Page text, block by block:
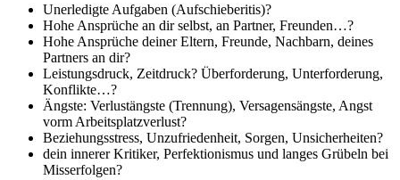
Unerledigte Aufgaben (Aufschieberitis)?
Hohe Ansprüche an dir selbst, an Partner, Freunden…?
Hohe Ansprüche deiner Eltern, Freunde, Nachbarn, deines
Partners an dir?
Leistungsdruck, Zeitdruck? Überforderung, Unterforderung,
Konflikte…?
Ängste: Verlustängste (Trennung), Versagensängste, Angst
vorm Arbeitsplatzverlust?
Beziehungsstress, Unzufriedenheit, Sorgen, Unsicherheiten?
dein innerer Kritiker, Perfektionismus und langes Grübeln bei
Misserfolgen?